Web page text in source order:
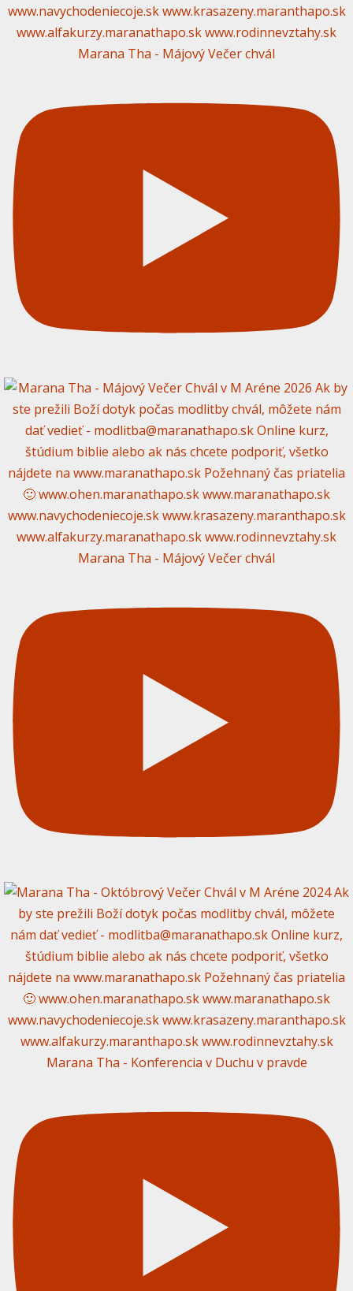
Marana Tha - Májový Večer chvál
Marana Tha - Májový Večer chvál
Marana Tha - Konferencia v Duchu v pravde